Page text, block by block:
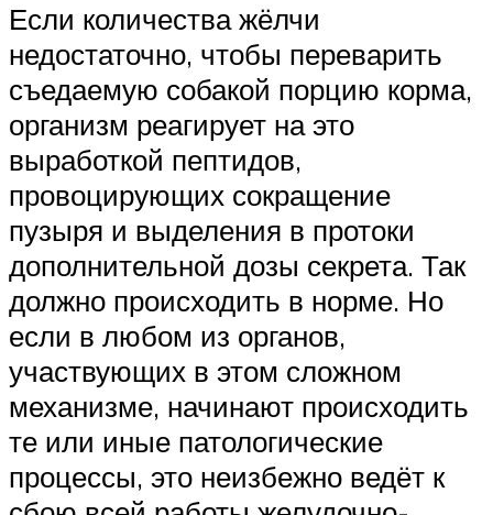
Если количества жёлчи
недостаточно, чтобы переварить
съедаемую собакой порцию корма,
организм реагирует на это
выработкой пептидов,
провоцирующих сокращение
пузыря и выделения в протоки
дополнительной дозы секрета. Так
должно происходить в норме. Но
если в любом из органов,
участвующих в этом сложном
механизме, начинают происходить
те или иные патологические
процессы, это неизбежно ведёт к